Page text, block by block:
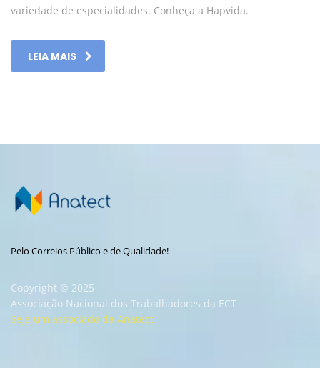
variedade de especialidades. Conheça a Hapvida.
LEIA MAIS
Pelo Correios Público e de Qualidade!
Copyright © 2025
Associação Nacional dos Trabalhadores da ECT
Seja um associado da Anatect